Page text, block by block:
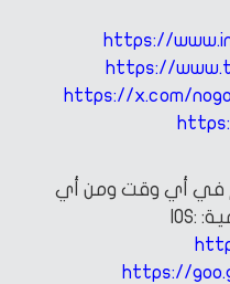
https://
https://
https://x.com/
في أي وقت ومن أي
https://